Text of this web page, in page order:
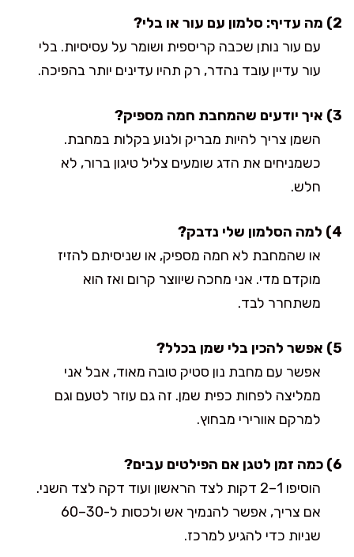
2) מה עדיף: סלמון עם עור או בלי?
עם עור נותן שכבה קריספית ושומר על עסיסיות. בלי
עור עדיין עובד נהדר, רק תהיו עדינים יותר בהפיכה.
3) איך יודעים שהמחבת חמה מספיק?
השמן צריך להיות מבריק ולנוע בקלות במחבת.
כשמניחים את הדג שומעים צליל טיגון ברור, לא
חלש.
4) למה הסלמון שלי נדבק?
או שהמחבת לא חמה מספיק, או שניסיתם להזיז
מוקדם מדי. אני מחכה שיווצר קרום ואז הוא
משתחרר לבד.
5) אפשר להכין בלי שמן בכלל?
אפשר עם מחבת נון סטיק טובה מאוד, אבל אני
ממליצה לפחות כפית שמן. זה גם עוזר לטעם וגם
למרקם אוורירי מבחוץ.
6) כמה זמן לטגן אם הפילטים עבים?
הוסיפו 1–2 דקות לצד הראשון ועוד דקה לצד השני.
אם צריך, אפשר להנמיך אש ולכסות ל-30–60
שניות כדי להגיע למרכז.